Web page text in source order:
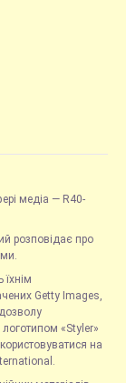
медіа — R40-
розповідає про
їхнім
Getty Images,
логотипом «Styler»
на